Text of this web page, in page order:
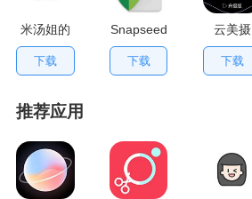
米汤姐的
相馆
下载
Snapseed
下载
云美摄
下载
推荐应用